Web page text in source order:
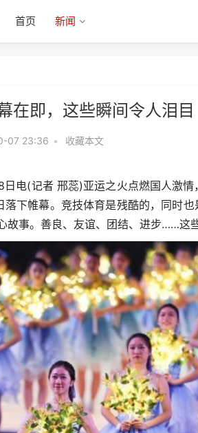
首页 新闻
在即，这些瞬间令人泪目
07 23:36 • 收藏本文
(记者 邢蕊)亚运之火点燃国人激情
落下帷幕。竞技体育是残酷的，同时
故事。善良、友谊、团结、进步……这